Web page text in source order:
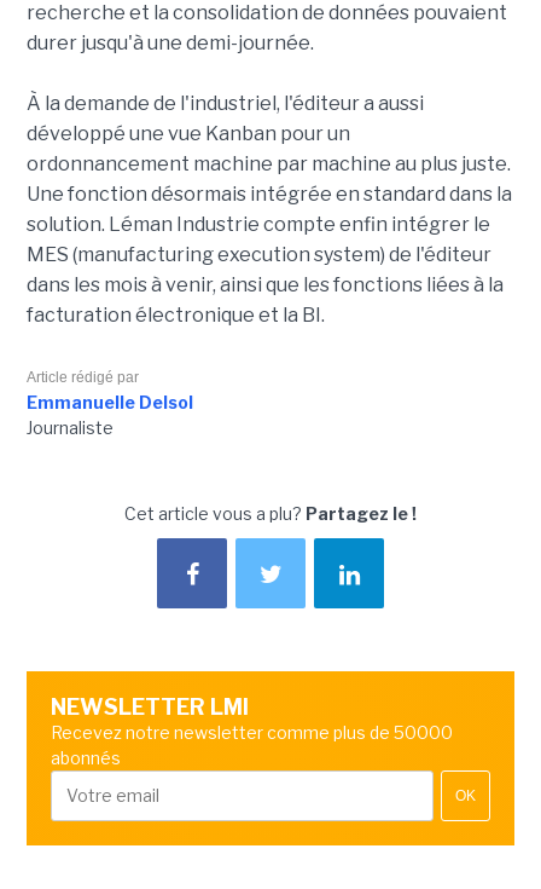
recherche et la consolidation de données pouvaient
durer jusqu'à une demi-journée.
À la demande de l'industriel, l'éditeur a aussi
développé une vue Kanban pour un
ordonnancement machine par machine au plus juste.
Une fonction désormais intégrée en standard dans la
solution. Léman Industrie compte enfin intégrer le
MES (manufacturing execution system) de l'éditeur
dans les mois à venir, ainsi que les fonctions liées à la
facturation électronique et la BI.
Article rédigé par
Emmanuelle Delsol
Journaliste
Cet article vous a plu? Partagez le !
NEWSLETTER LMI
Recevez notre newsletter comme plus de 50000
abonnés
OK